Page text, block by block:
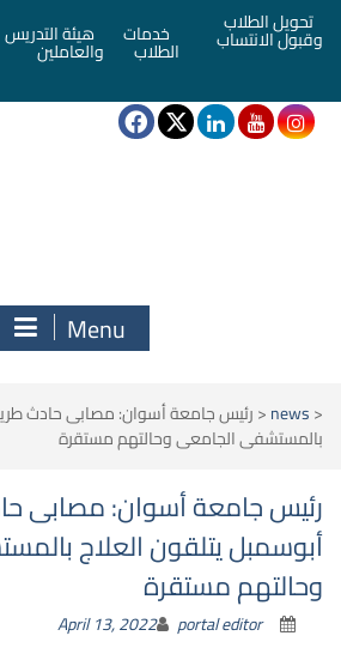
تحويل الطلاب
وقبول الانتساب خدمات
الطلاب
هيئة التدريس
والعاملين
Menu
<
news
<رئيس جامعة أسوان: مصابى حادث
بالمستشفى الجامعى وحالتهم مستقرة
رئيس جامعة أسوان: مصابى
أبوسمبل يتلقون العلاج
وحالتهم مستقرة
April 13, 2022 portal editor